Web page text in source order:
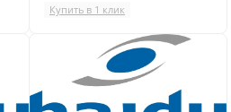
Купить в 1 клик